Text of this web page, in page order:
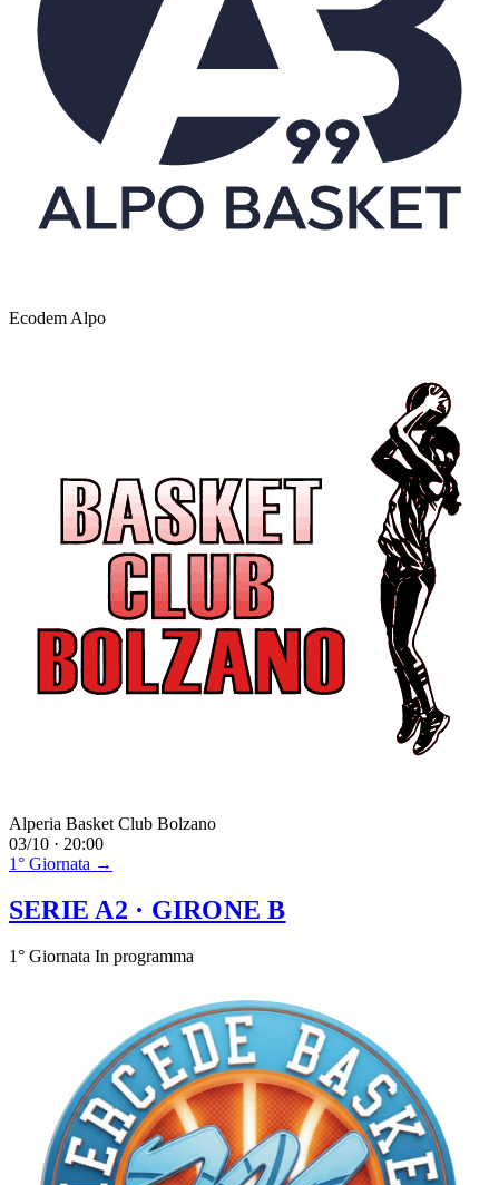
Ecodem Alpo
Alperia Basket Club Bolzano
03/10 · 20:00
1° Giornata →
SERIE A2 · GIRONE B
1° Giornata In programma